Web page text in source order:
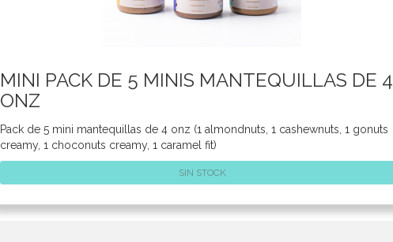
MINI PACK DE 5 MINIS MANTEQUILLAS DE 4
ONZ
Pack de 5 mini mantequillas de 4 onz (1 almondnuts, 1 cashewnuts, 1 gonuts
creamy, 1 choconuts creamy, 1 caramel fit)
SIN STOCK